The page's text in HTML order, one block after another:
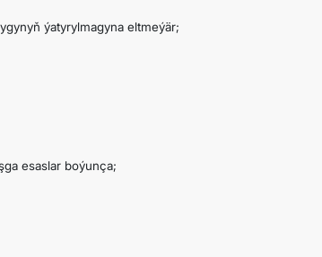
ýatyrylmagyna eltmeýär;
esaslar boýunça;